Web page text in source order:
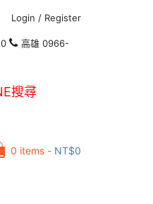
Login / Register
高雄 0966-
搜尋
0 items - NT$0